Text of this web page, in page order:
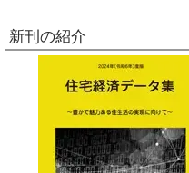
新刊の紹介